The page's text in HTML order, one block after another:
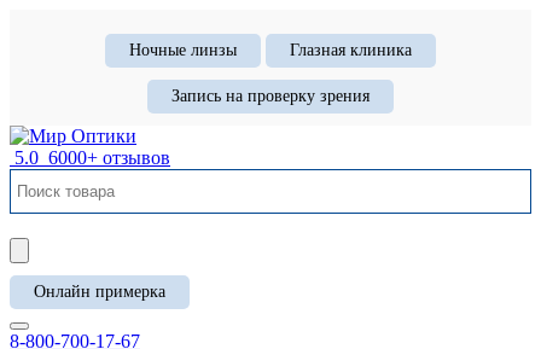
Ночные линзы Глазная клиника
Запись на проверку зрения
5.0 6000+ отзывов
Онлайн примерка
8-800-700-17-67